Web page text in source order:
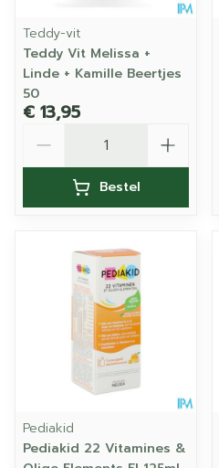
Teddy-vit
Teddy Vit Melissa +
Linde + Kamille Beertjes
50
€ 13,95
Bestel
Pediakid
Pediakid 22 Vitamines &